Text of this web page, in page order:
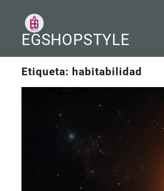
contenido
EGSHOPSTYLE
Etiqueta: habitabilidad